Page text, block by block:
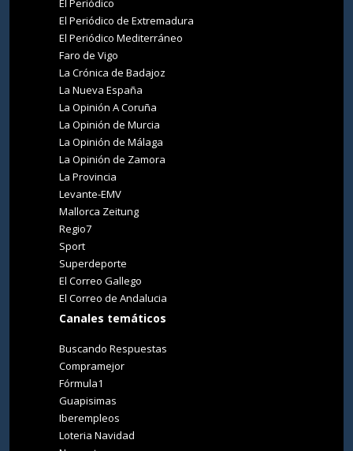
El Periódico de Extremadura
El Periódico Mediterráneo
Faro de Vigo
La Crónica de Badajoz
La Nueva España
La Opinión A Coruña
La Opinión de Murcia
La Opinión de Málaga
La Opinión de Zamora
La Provincia
Levante-EMV
Mallorca Zeitung
Regio7
Sport
Superdeporte
El Correo Gallego
El Correo de Andalucia
Canales temáticos
Buscando Respuestas
Compramejor
Fórmula1
Guapisimas
Iberempleos
Loteria Navidad